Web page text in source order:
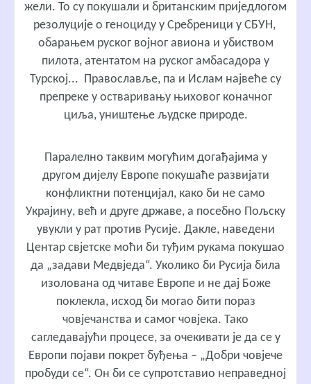
жели. То су покушали и британским приједлогом
резолуције о геноциду у Сребреници у СБУН,
обарањем руског војног авиона и убиством
пилота, атентатом на руског амбасадора у
Турској... Православље, па и Ислам највеће су
препреке у остваривању њиховог коначног
циља, уништење људске природе.
Паралелно таквим могућим догађајима у
другом дијелу Европе покушаће развијати
конфликтни потенцијал, како би не само
Украјину, већ и друге државе, а посебно Пољску
увукли у рат против Русије. Дакле, наведени
Центар свјетске моћи би туђим рукама покушао
да „задави Медвједа“. Уколико би Русија била
изолована од читаве Европе и не дај Боже
поклекла, исход би могао бити пораз
човјечанства и самог човјека. Тако
сагледавајући процесе, за очекивати је да се у
Европи појави покрет буђења – „Добри човјече
пробуди се“. Он би се супротставио неправедној